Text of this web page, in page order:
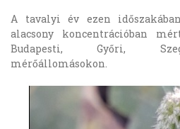
A tavalyi év ezen
alacsony koncentrációban
Budapesti, Győri,
mérőállomásokon.